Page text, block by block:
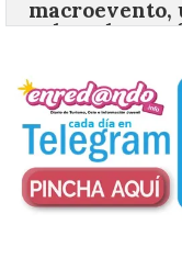
6 Ago 2026
Tera
en
con la
Orpheus. Vivimos un
música en directo
fenómenos de […]